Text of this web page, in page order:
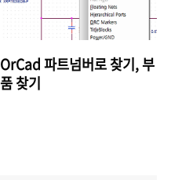
OrCad 파트넘버로 찾기, 부
품 찾기